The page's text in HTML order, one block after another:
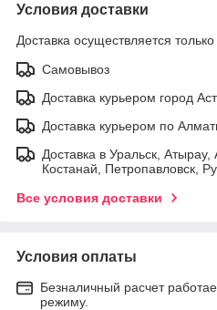
Условия доставки
Доставка осуществляется
Самовывоз
Доставка курьером город
Доставка курьером по
Доставка в Уральск,
Костанай, Петропавловск,
Все условия доставки
Условия оплаты
Безналичный расчет
режиму.